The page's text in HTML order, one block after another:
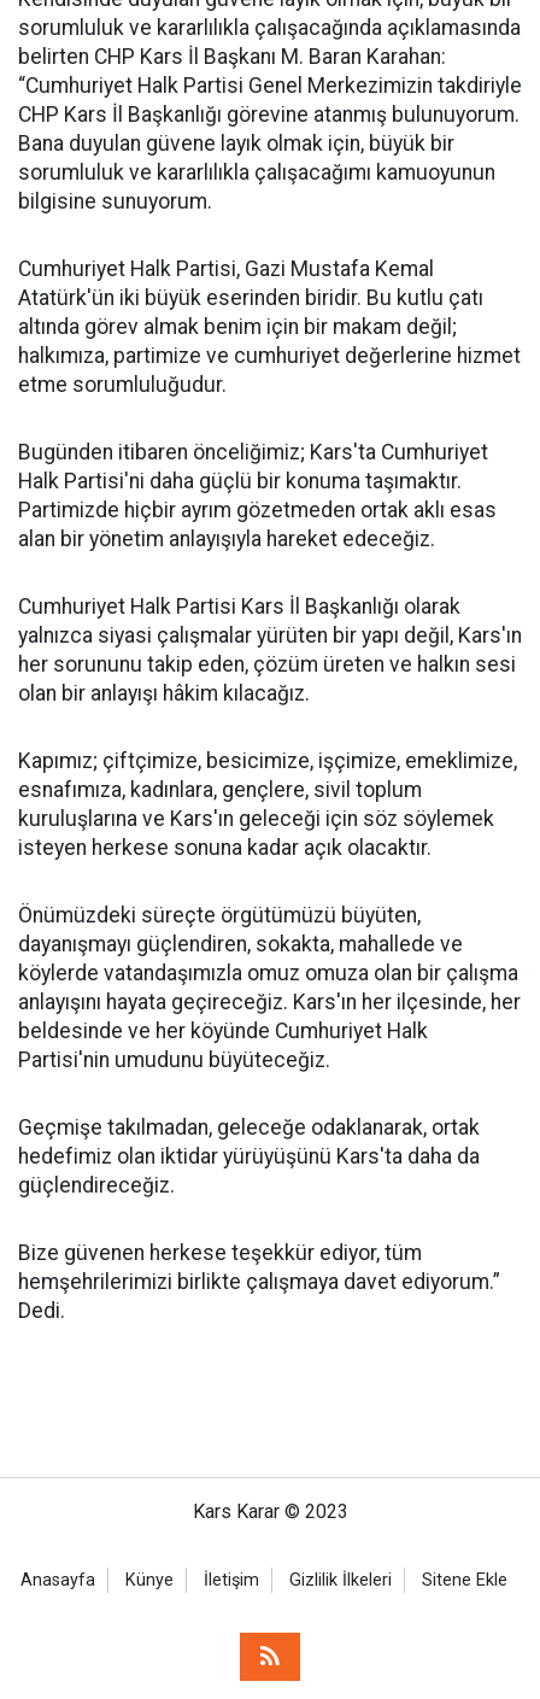
sorumluluk ve kararlılıkla çalışacağında açıklamasında
belirten CHP Kars İl Başkanı M. Baran Karahan:
“Cumhuriyet Halk Partisi Genel Merkezimizin takdiriyle
CHP Kars İl Başkanlığı görevine atanmış bulunuyorum.
Bana duyulan güvene layık olmak için, büyük bir
sorumluluk ve kararlılıkla çalışacağımı kamuoyunun
bilgisine sunuyorum.
Cumhuriyet Halk Partisi, Gazi Mustafa Kemal
Atatürk'ün iki büyük eserinden biridir. Bu kutlu çatı
altında görev almak benim için bir makam değil;
halkımıza, partimize ve cumhuriyet değerlerine hizmet
etme sorumluluğudur.
Bugünden itibaren önceliğimiz; Kars'ta Cumhuriyet
Halk Partisi'ni daha güçlü bir konuma taşımaktır.
Partimizde hiçbir ayrım gözetmeden ortak aklı esas
alan bir yönetim anlayışıyla hareket edeceğiz.
Cumhuriyet Halk Partisi Kars İl Başkanlığı olarak
yalnızca siyasi çalışmalar yürüten bir yapı değil, Kars'ın
her sorununu takip eden, çözüm üreten ve halkın sesi
olan bir anlayışı hâkim kılacağız.
Kapımız; çiftçimize, besicimize, işçimize, emeklimize,
esnafımıza, kadınlara, gençlere, sivil toplum
kuruluşlarına ve Kars'ın geleceği için söz söylemek
isteyen herkese sonuna kadar açık olacaktır.
Önümüzdeki süreçte örgütümüzü büyüten,
dayanışmayı güçlendiren, sokakta, mahallede ve
köylerde vatandaşımızla omuz omuza olan bir çalışma
anlayışını hayata geçireceğiz. Kars'ın her ilçesinde, her
beldesinde ve her köyünde Cumhuriyet Halk
Partisi'nin umudunu büyüteceğiz.
Geçmişe takılmadan, geleceğe odaklanarak, ortak
hedefimiz olan iktidar yürüyüşünü Kars'ta daha da
güçlendireceğiz.
Bize güvenen herkese teşekkür ediyor, tüm
hemşehrilerimizi birlikte çalışmaya davet ediyorum.”
Dedi.
Kars Karar © 2023
Anasayfa Künye İletişim Gizlilik İlkeleri Sitene Ekle